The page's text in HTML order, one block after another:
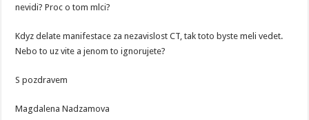
nevidi? Proc o tom mlci?
Kdyz delate manifestace za nezavislost CT, tak toto byste meli vedet.
Nebo to uz vite a jenom to ignorujete?
S pozdravem
Magdalena Nadzamova